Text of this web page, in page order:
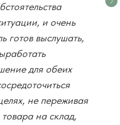
и очень
готов выслушать,
для обеих
не переживая
на склад,